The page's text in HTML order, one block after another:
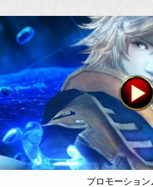
プロモーション